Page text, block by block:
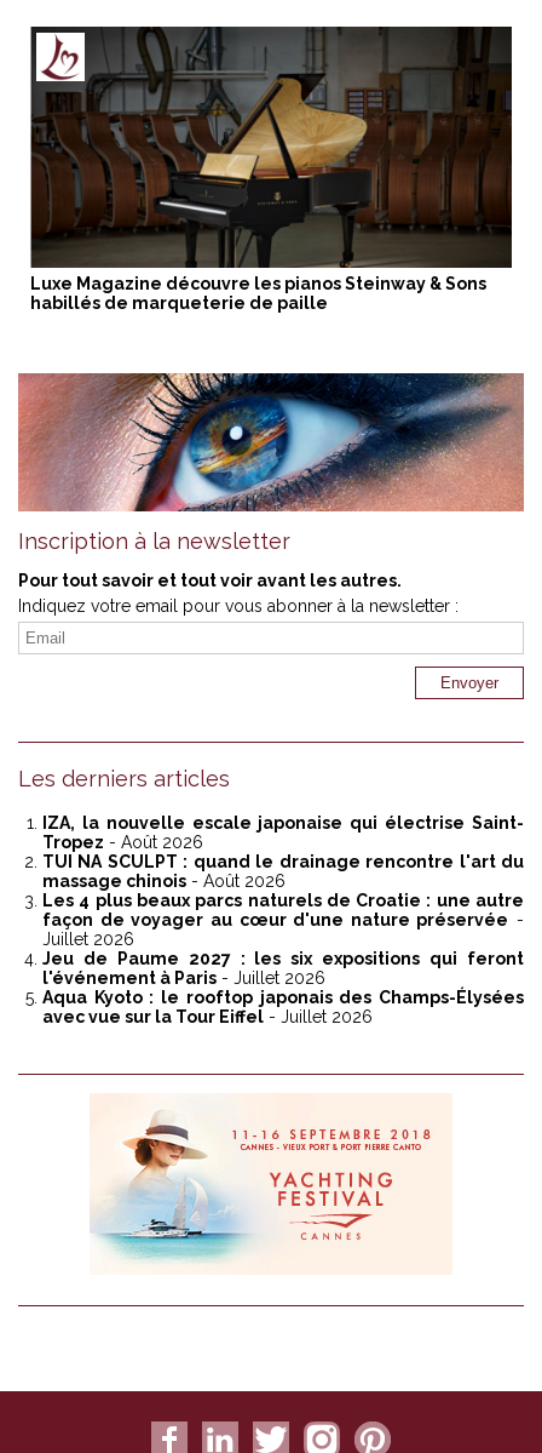
Luxe Magazine découvre les pianos Steinway & Sons
habillés de marqueterie de paille
Inscription à la newsletter
Pour tout savoir et tout voir avant les autres.
Indiquez votre email pour vous abonner à la newsletter :
Les derniers articles
IZA, la nouvelle escale japonaise qui électrise Saint-
Tropez - Août 2026
TUI NA SCULPT : quand le drainage rencontre l'art du
massage chinois - Août 2026
Les 4 plus beaux parcs naturels de Croatie : une autre
façon de voyager au cœur d'une nature préservée -
Juillet 2026
Jeu de Paume 2027 : les six expositions qui feront
l'événement à Paris - Juillet 2026
Aqua Kyoto : le rooftop japonais des Champs-Élysées
avec vue sur la Tour Eiffel - Juillet 2026